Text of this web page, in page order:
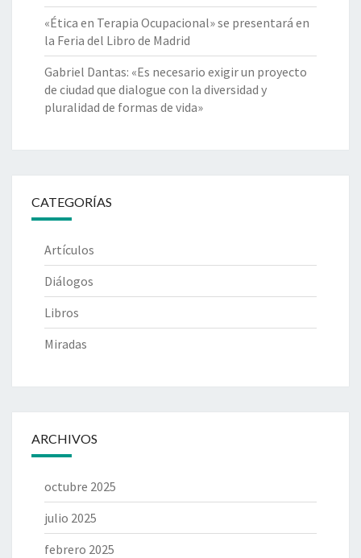
«Ética en Terapia Ocupacional» se presentará en
la Feria del Libro de Madrid
Gabriel Dantas: «Es necesario exigir un proyecto
de ciudad que dialogue con la diversidad y
pluralidad de formas de vida»
CATEGORÍAS
Artículos
Diálogos
Libros
Miradas
ARCHIVOS
octubre 2025
julio 2025
febrero 2025